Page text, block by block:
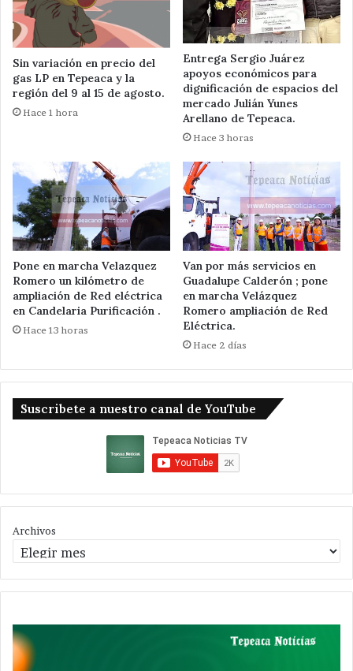
Sin variación en precio del
gas LP en Tepeaca y la
región del 9 al 15 de agosto.
Hace 1 hora
Entrega Sergio Juárez
apoyos económicos para
dignificación de espacios del
mercado Julián Yunes
Arellano de Tepeaca.
Hace 3 horas
Pone en marcha Velazquez
Romero un kilómetro de
ampliación de Red eléctrica
en Candelaria Purificación .
Hace 13 horas
Van por más servicios en
Guadalupe Calderón ; pone
en marcha Velázquez
Romero ampliación de Red
Eléctrica.
Hace 2 días
Suscribete a nuestro canal de YouTube
Archivos